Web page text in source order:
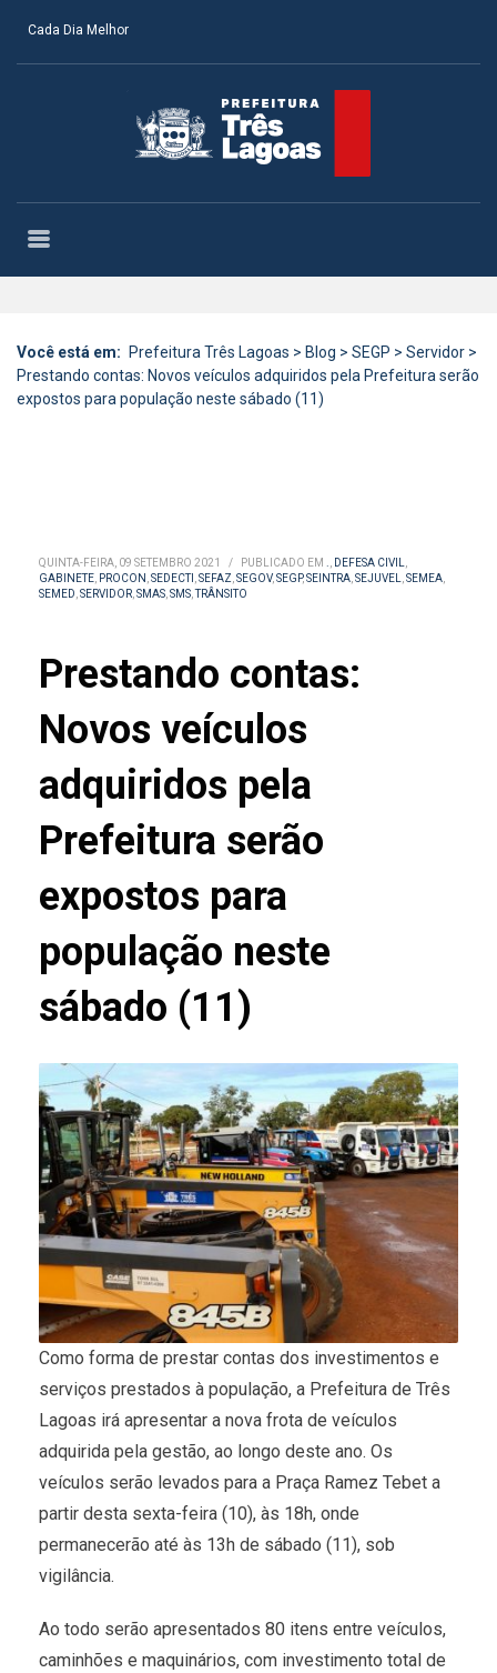
Cada Dia Melhor
Você está em: Prefeitura Três Lagoas > Blog > SEGP > Servidor >
Prestando contas: Novos veículos adquiridos pela Prefeitura serão
expostos para população neste sábado (11)
QUINTA-FEIRA, 09 SETEMBRO 2021 / PUBLICADO EM ., DEFESA CIVIL,
GABINETE, PROCON ,SEDECTI ,SEFAZ,SEGOV,SEGP,SEINTRA,SEJUVEL,SEMEA,
SEMED,SERVIDOR,SMAS,SMS,TRÂNSITO
Prestando contas:
Novos veículos
adquiridos pela
Prefeitura serão
expostos para
população neste
sábado (11)
Como forma de prestar contas dos investimentos e
serviços prestados à população, a Prefeitura de Três
Lagoas irá apresentar a nova frota de veículos
adquirida pela gestão, ao longo deste ano. Os
veículos serão levados para a Praça Ramez Tebet a
partir desta sexta-feira (10), às 18h, onde
permanecerão até às 13h de sábado (11), sob
vigilância.
Ao todo serão apresentados 80 itens entre veículos,
caminhões e maquinários, com investimento total de